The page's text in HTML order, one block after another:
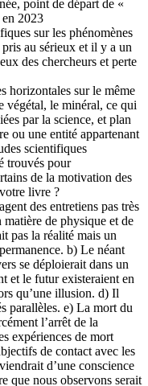
point de départ de «
2023
sur les phénomènes
au sérieux et il y a un
des chercheurs et perte
horizontales sur le même
végétal, le minéral, ce qui
par la science, et plan
ou une entité appartenant
scientifiques
trouvés pour
de la motivation des
livre ?
des entretiens pas très
matière de physique et de
pas la réalité mais un
b) Le néant
se déploierait dans un
et le futur existeraient en
qu’une illusion. d) Il
parallèles. e) La mort du
l’arrêt de la
expériences de mort
de contact avec les
d’une conscience
que nous observons serait